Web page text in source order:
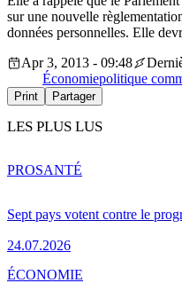
sur une nouvelle
données personnelles. Elle
Apr 3, 2013 - 09:48
Économiepolitique
Print Partager
LES PLUS LUS
Sept pays votent contre le
24.07.2026
PROSANTÉ
ÉCONOMIE